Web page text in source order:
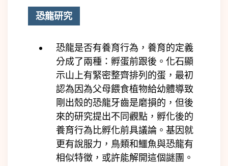
恐龍研究
恐龍是否有養育行為，養育的定義
分成了兩種：孵蛋前跟後。化石顯
示山上有緊密整齊排列的蛋，最初
認為因為父母餵食植物給幼體導致
剛出殼的恐龍牙齒是磨損的，但後
來的研究提出不同觀點，孵化後的
養育行為比孵化前具議論。基因就
更有說服力，鳥類和鱷魚與恐龍有
相似特徵，或許能解開這個謎團。